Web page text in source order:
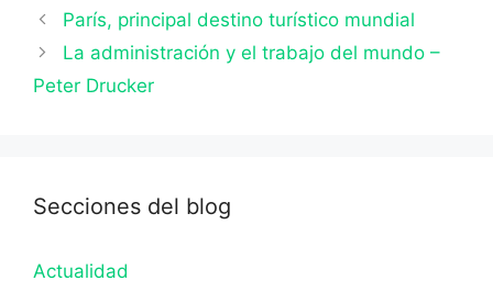
París, principal destino turístico mundial
La administración y el trabajo del mundo –
Peter Drucker
Secciones del blog
Actualidad